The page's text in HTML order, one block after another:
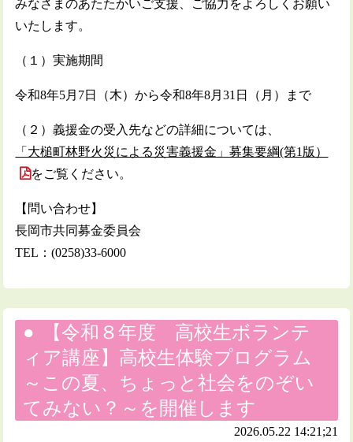
みなさまのあたたかいご支援、ご協力をよろしくお願い
いたします。
（１）実施期間
令和8年5月7日（木）から令和8年8月31日（月）まで
（２）義援金の受入先などの詳細については、
「大槌町林野火災による災害義援金」募集要綱(第1版）
をご覧ください。
【問い合わせ】
長岡市共同募金委員会
TEL：(0258)33-6000
【令和８年度 高校生ボランテ
ィア講座】高校生体験プログラム
～この夏、ちょっと社会をのぞい
てみない？～を開催します
2026.05.22 14:21;21